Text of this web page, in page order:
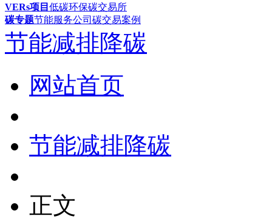
VERs项目 低碳环保碳交易所
碳专题节能服务公司 碳交易案例
节能减排降碳
网站首页
节能减排降碳
正文